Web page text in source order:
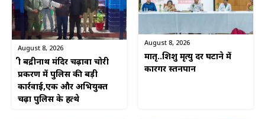
August 8, 2026
श्री बद्रीनाथ मंदिर चढ़ावा चोरी
प्रकरण में पुलिस की बड़ी
कार्रवाई,एक और अभियुक्त
चढ़ा पुलिस के हत्थे
August 8, 2026
मातृ..शिशु मृत्यु दर घटाने में
कारगर स्तनपान